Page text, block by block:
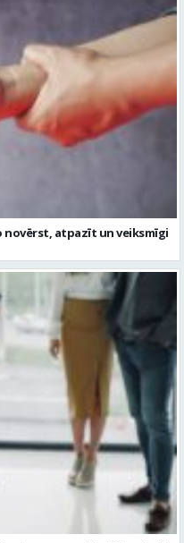
novērst, atpazīt un veiksmīgi
auto ar garantiju ir laba izvēle